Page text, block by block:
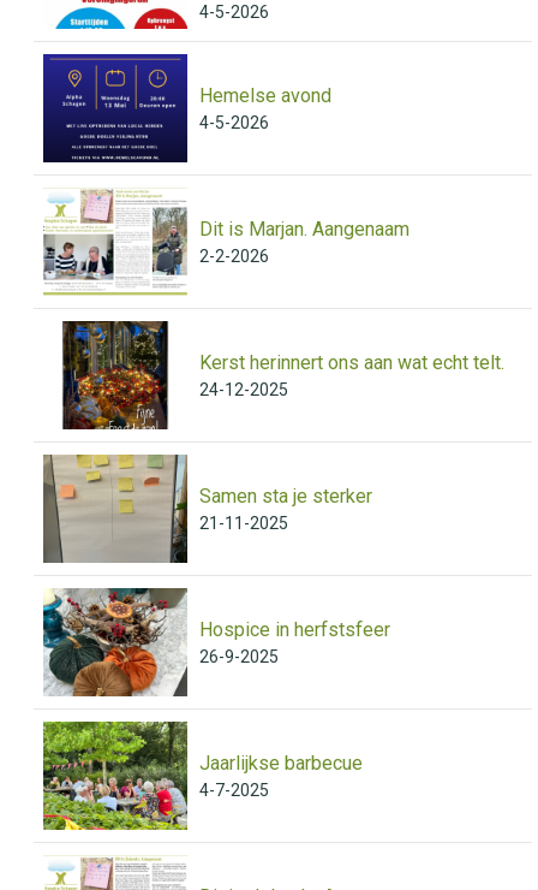
4-5-2026
Hemelse avond
4-5-2026
Dit is Marjan. Aangenaam
2-2-2026
Kerst herinnert ons aan wat echt telt.
24-12-2025
Samen sta je sterker
21-11-2025
Hospice in herfstsfeer
26-9-2025
Jaarlijkse barbecue
4-7-2025